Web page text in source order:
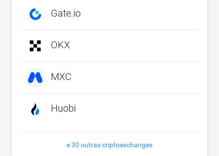
Gate.io
OKX
MXC
Huobi
e 30 outras criptoexchanges